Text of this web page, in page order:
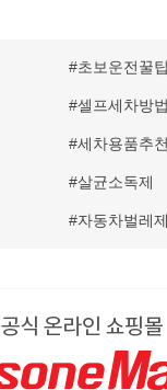
초보운전꿀팁
셀프세차방법
세차용품추천
살균소독제
자동차벌레